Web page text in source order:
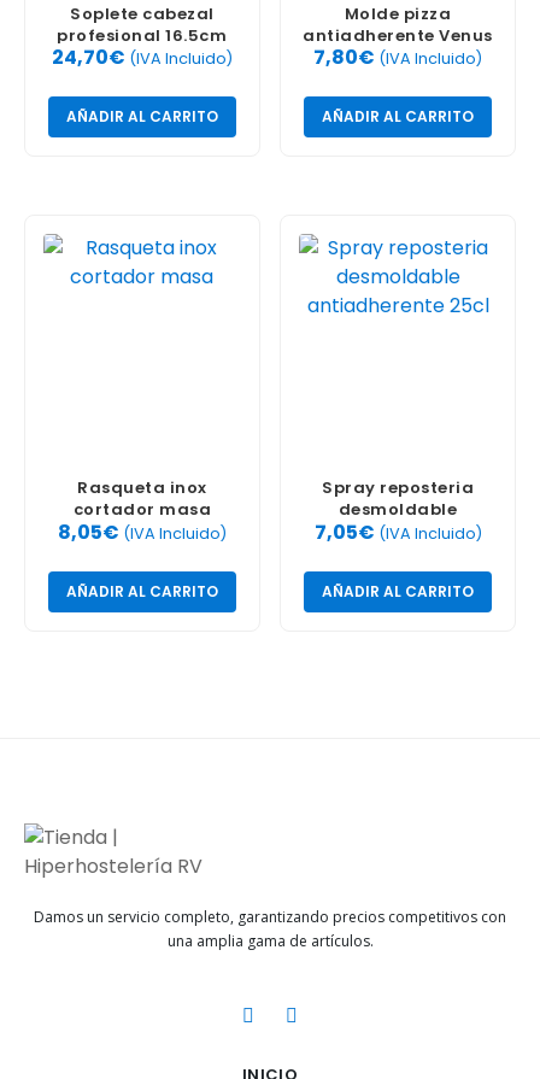
Soplete cabezal
profesional 16.5cm
24,70€ (IVA Incluido)
AÑADIR AL CARRITO
Molde pizza
antiadherente Venus
28cm
7,80€ (IVA Incluido)
AÑADIR AL CARRITO
Rasqueta inox
cortador masa
8,05€ (IVA Incluido)
AÑADIR AL CARRITO
Spray reposteria
desmoldable
antiadherente 25cl
7,05€ (IVA Incluido)
AÑADIR AL CARRITO
Damos un servicio completo, garantizando precios competitivos con
una amplia gama de artículos.